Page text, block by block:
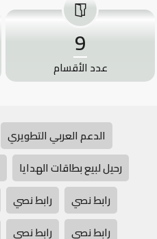
9
عدد الأقسام
الدعم العربي التطويري
رحيل لبيع بطاقات الهدايا
رابط نصي
رابط نصي
رابط نصي
رابط نصي